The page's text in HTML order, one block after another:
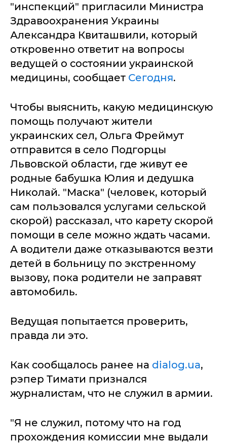
"инспекций" пригласили Министра
Здравоохранения Украины
Александра Квиташвили, который
откровенно ответит на вопросы
ведущей о состоянии украинской
медицины, сообщает Сегодня.
Чтобы выяснить, какую медицинскую
помощь получают жители
украинских сел, Ольга Фреймут
отправится в село Подгорцы
Львовской области, где живут ее
родные бабушка Юлия и дедушка
Николай. "Маска" (человек, который
сам пользовался услугами сельской
скорой) рассказал, что карету скорой
помощи в селе можно ждать часами.
А водители даже отказываются везти
детей в больницу по экстренному
вызову, пока родители не заправят
автомобиль.
Ведущая попытается проверить,
правда ли это.
Как сообщалось ранее на dialog.ua,
рэпер Тимати признался
журналистам, что не служил в армии.
"Я не служил, потому что на год
прохождения комиссии мне выдали